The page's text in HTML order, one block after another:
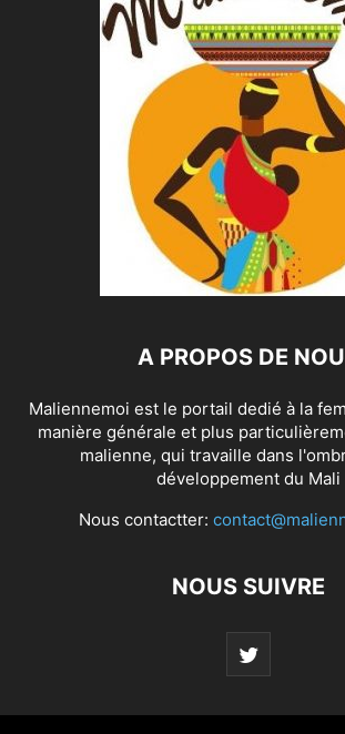
A PROPOS DE
Maliennemoi est le portail dedié à la
manière générale et plus
malienne, qui travaille dans
développement du Mali
Nous contactter:
NOUS SUIVRE